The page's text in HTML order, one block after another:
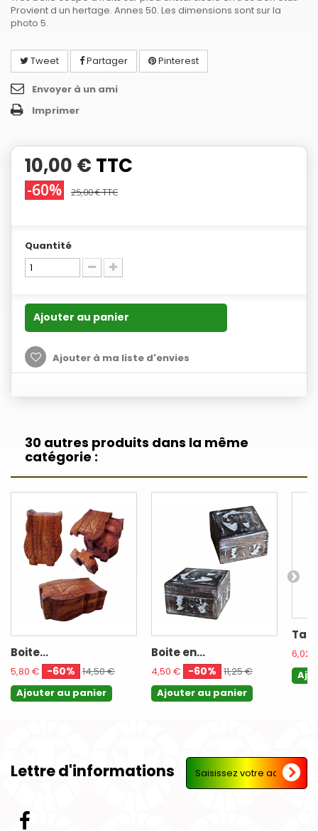
Provient d un hertage. Annes 50. Les dimensions sont sur la
photo 5.
Tweet Partager Pinterest
Envoyer à un ami
Imprimer
10,00 € TTC
-60% 25,00 €TTC
Quantité
Ajouter au panier
Ajouter à ma liste d'envies
30 autres produits dans la même
catégorie :
Boite...
5,80 € -60% 14,50 €
Ajouter au panier
Boite en...
4,50 € -60% 11,25 €
Ajouter au panier
6,02
Lettre d'informations